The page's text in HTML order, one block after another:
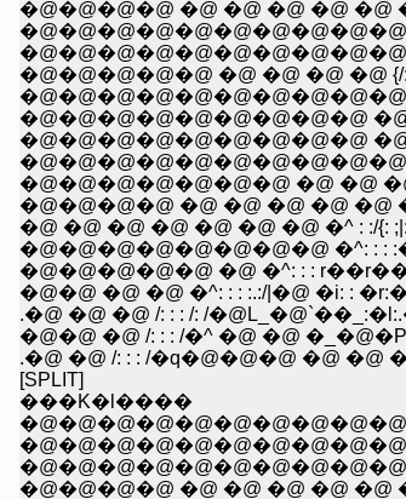
�@�@�@�@�@�@�@�@�@�@
�@�@�@�@�@ �@ �@ �@ �@ {/:
�@�@�@�@�@�@�@�@�@
�@�@�@�@�@�@�@�@�@
�@�@�@�@�@�@�@ �@ �@
�@�@�@�@ �@ �@ �@ �@
�@ �@ �@ �@ �@ �@ �@ �^ : :/
�@�@�@�@�@�@�@�@ �^: : :
�@�@�@�@�@ �@ �^: : :
�@�@ �@ �@ �^: : : :.:/|�@ �i: :
.�@ �@ �@ /: : : /: /
�@�@ �@ /: : : /�^ �@ �@
.�@ �@ /: : : /�q�@�@�@ �@
[SPLIT]
���K�l����